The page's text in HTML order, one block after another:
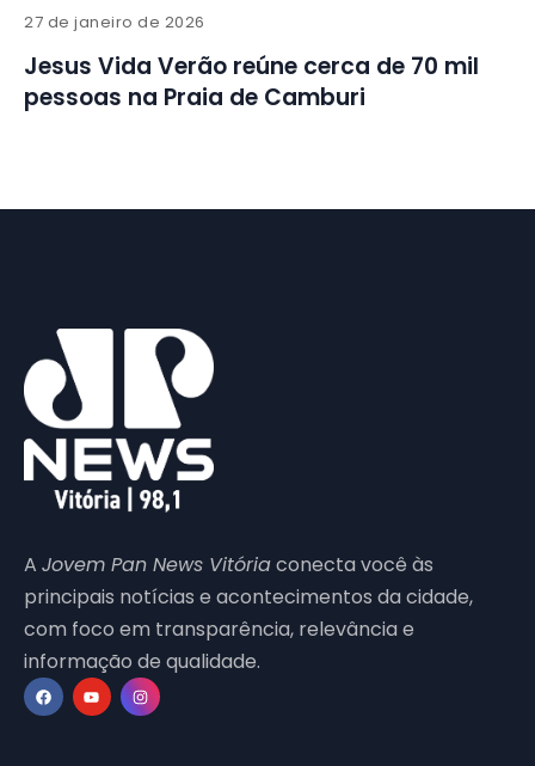
27 de janeiro de 2026
Jesus Vida Verão reúne cerca de 70 mil
pessoas na Praia de Camburi
A Jovem Pan News Vitóriaconecta você às
principais notícias e acontecimentos da cidade,
com foco em transparência, relevância e
informação de qualidade.